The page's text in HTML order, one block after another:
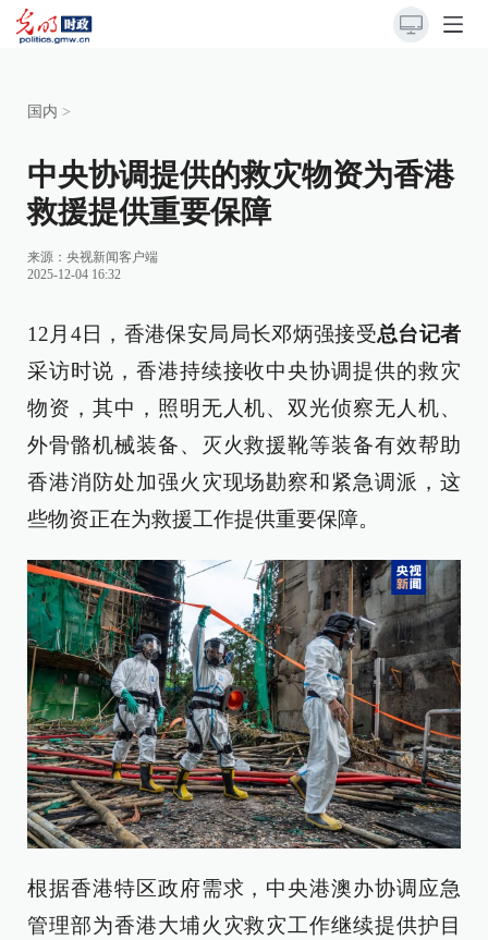
国内 >
中央协调提供的救灾物资为香港
救援提供重要保障
来源： 央视新闻客户端
2025-12-04 16:32
12月4日，香港保安局局长邓炳强接受总台记者
采访时说，香港持续接收中央协调提供的救灾
物资，其中，照明无人机、双光侦察无人机、
外骨骼机械装备、灭火救援靴等装备有效帮助
香港消防处加强火灾现场勘察和紧急调派，这
些物资正在为救援工作提供重要保障。
根据香港特区政府需求，中央港澳办协调应急
管理部为香港大埔火灾救灾工作继续提供护目